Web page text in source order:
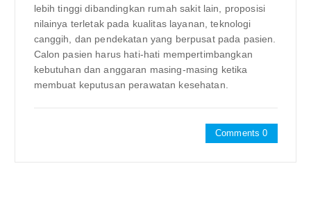
lebih tinggi dibandingkan rumah sakit lain, proposisi
nilainya terletak pada kualitas layanan, teknologi
canggih, dan pendekatan yang berpusat pada pasien.
Calon pasien harus hati-hati mempertimbangkan
kebutuhan dan anggaran masing-masing ketika
membuat keputusan perawatan kesehatan.
Comments 0